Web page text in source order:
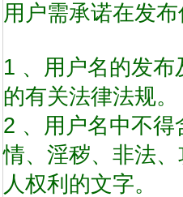
用户需承诺在发
1 、用户名的发
的有关法律法规。
2 、用户名中不
情、淫秽、非法
人权利的文字。